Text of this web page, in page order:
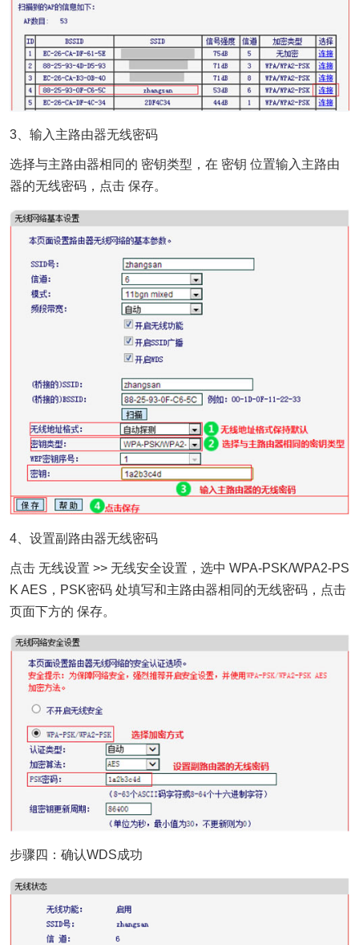
3、输入主路由器无线密码
选择与主路由器相同的 密钥类型，在 密钥 位置输入主路由
器的无线密码，点击 保存。
4、设置副路由器无线密码
点击 无线设置 >> 无线安全设置，选中 WPA-PSK/WPA2-PS
K AES，PSK密码 处填写和主路由器相同的无线密码，点击
页面下方的 保存。
步骤四：确认WDS成功